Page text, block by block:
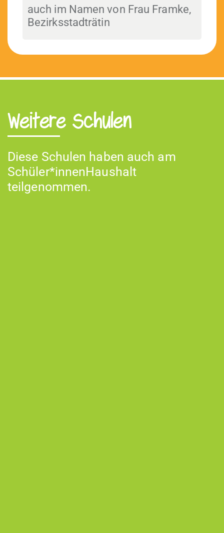
auch im Namen von Frau Framke,
Bezirksstadträtin
Weitere Schulen
Diese Schulen haben auch am
Schüler*innenHaushalt
teilgenommen.